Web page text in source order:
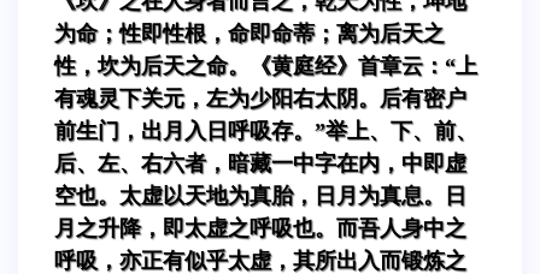
为命；性即性根，命即命蒂；离为后天之
性，坎为后天之命。《黄庭经》首章云：“上
有魂灵下关元，左为少阳右太阴。后有密户
前生门，出月入日呼吸存。”举上、下、前、
后、左、右六者，暗藏一中字在内，中即虚
空也。太虚以天地为真胎，日月为真息。日
月之升降，即太虚之呼吸也。而吾人身中之
呼吸，亦正有似乎太虚，其所出入而锻炼之